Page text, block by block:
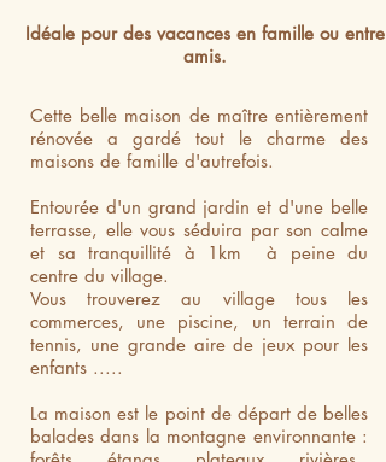
Idéale pour des vacances en famille ou entre
amis.
Cette belle maison de maître entièrement
rénovée a gardé tout le charme des
maisons de famille d'autrefois.
Entourée d'un grand jardin et d'une belle
terrasse, elle vous séduira par son calme
et sa tranquillité à 1km à peine du
centre du village.
Vous trouverez au village tous les
commerces, une piscine, un terrain de
tennis, une grande aire de jeux pour les
enfants .....
La maison est le point de départ de belles
balades dans la montagne environnante :